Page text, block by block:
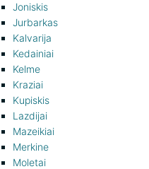
Joniskis
Jurbarkas
Kalvarija
Kedainiai
Kelme
Kraziai
Kupiskis
Lazdijai
Mazeikiai
Merkine
Moletai